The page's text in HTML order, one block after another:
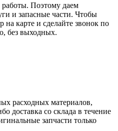
Поэтому даем
и запасные части. Чтобы
на карте и сделайте звонок по
без выходных.
расходных материалов,
доставка со склада в течение
запчасти только